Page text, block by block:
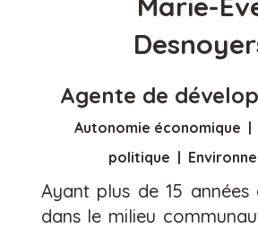
Agente de
Autonomie économique |
politique |
Ayant plus de 15 années
dans le milieu